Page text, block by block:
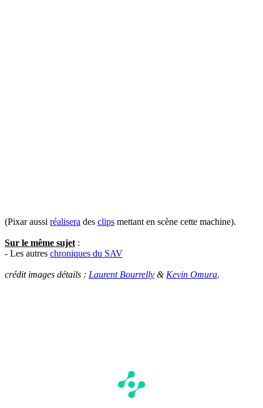
(Pixar aussi réalisera des clips mettant en scène cette machine).
Sur le même sujet :
- Les autres chroniques du SAV
crédit images détails : Laurent Bourrelly & Kevin Omura.